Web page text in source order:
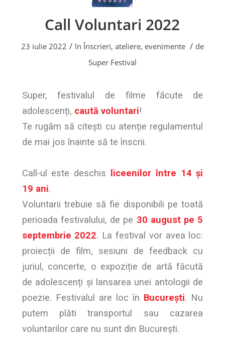
Call Voluntari 2022
23 iulie 2022 / înÎnscrieri, ateliere, evenimente / de
Super Festival
Super, festivalul de filme făcute de
adolescenți, caută voluntari!
Te rugăm să citești cu atenție regulamentul
de mai jos înainte să te înscrii.
Call-ul este deschis
liceenilor între 14 și
19 ani.
Voluntarii trebuie să fie disponibili pe toată
perioada festivalului, de pe 30 august pe 5
septembrie 2022. La festival vor avea loc:
proiecții de film, sesiuni de feedback cu
juriul, concerte, o expoziție de artă făcută
de adolescenți și lansarea unei antologii de
poezie. Festivalul are loc în București. Nu
putem plăti transportul sau cazarea
voluntarilor care nu sunt din București.